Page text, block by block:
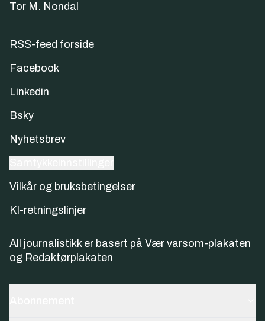
Tor M. Nondal
RSS-feed forside
Facebook
Linkedin
Bsky
Nyhetsbrev
Vilkår og bruksbetingelser
KI-retningslinjer
All journalistikk er basert på Vær varsom-plakaten
og Redaktørplakaten